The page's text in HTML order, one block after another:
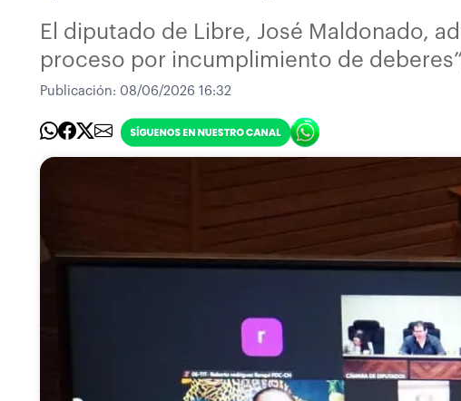
El diputado de Libre, José Maldonado,
proceso por incumplimiento de
Publicación: 08/06/2026 16:32